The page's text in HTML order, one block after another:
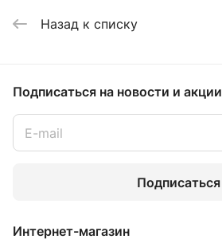
Назад к списку
Подписаться на новости и акции
Подписаться
Интернет-магазин